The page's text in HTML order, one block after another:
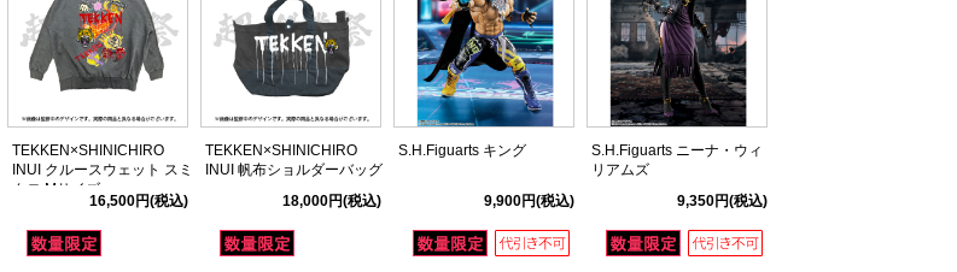
TEKKEN×SHINICHIRO
INUI クルースウェット スミ
クロ Mサイズ
16,500円(税込)
TEKKEN×SHINICHIRO
INUI 帆布ショルダーバッグ
18,000円(税込)
S.H.Figuarts キング
9,900円(税込)
S.H.Figuarts ニーナ・ウィ
リアムズ
9,350円(税込)